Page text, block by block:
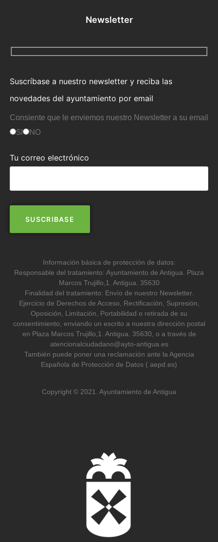
Newsletter
Suscríbase a nuestro newsletter y reciba las
novedades del ayuntamiento por email
Consiente que le enviemos nuestro Newsletter a su email
SI NO
Tu correo electrónico
Información básica de protección de datos:
Responsable del tratamiento: Ayuntamiento de Antigua. Plaza
Marcos Trujillo,1. Antigua. 35630
Finalidad del tratamiento: Envío de nuestro Newsletter.
Ejercicio de Derechos de Acceso, Rectificación, Supresión,
Oposición, Limitación, Portabilidad o retirada de su
consentimiento, enviando un escrito a nuestra dirección postal
en Plaza Marcos Trujillo,1. Antigua. 35630, o a través de
atencionalciudadano@ayto-antigua.es
También puede poner una reclamación ante la Agencia
Española de Protección de Datos ( aepd.es)
Copyright © 2021. Ayuntamiento de Antigua